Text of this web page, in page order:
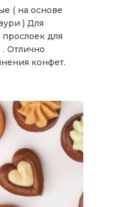
( на основе
) Для
для
. Отлично
конфет.